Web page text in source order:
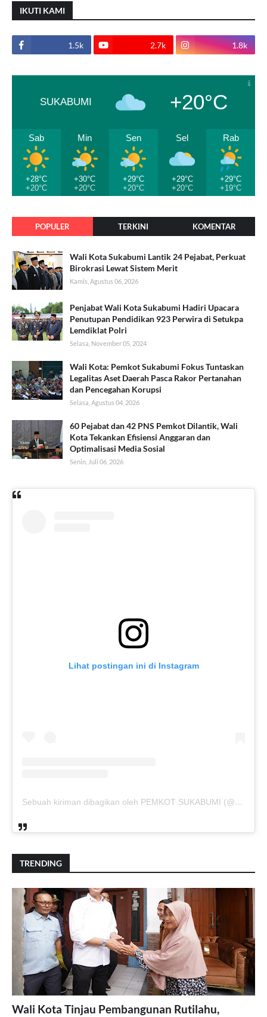
IKUTI KAMI
1.5k 2.7k 1.8k
SUKABUMI +20°C
Sab
+28°C
+20°C
Min
+30°C
+20°C
Sen
+29°C
+20°C
Sel
+29°C
+20°C
Rab
+29°C
+19°C
POPULER TERKINI KOMENTAR
Wali Kota Sukabumi Lantik 24 Pejabat, Perkuat
Birokrasi Lewat Sistem Merit
Kamis, Agustus 06, 2026
Penjabat Wali Kota Sukabumi Hadiri Upacara
Penutupan Pendidikan 923 Perwira di Setukpa
Lemdiklat Polri
Selasa, November 05, 2024
Wali Kota: Pemkot Sukabumi Fokus Tuntaskan
Legalitas Aset Daerah Pasca Rakor Pertanahan
dan Pencegahan Korupsi
Selasa, Agustus 04, 2026
60 Pejabat dan 42 PNS Pemkot Dilantik, Wali
Kota Tekankan Efisiensi Anggaran dan
Optimalisasi Media Sosial
Senin, Juli 06, 2026
Lihat postingan ini di Instagram
Sebuah kiriman dibagikan oleh PEMKOT SUKABUMI (@pemkotsukabumi_)
TRENDING
Wali Kota Tinjau Pembangunan Rutilahu,